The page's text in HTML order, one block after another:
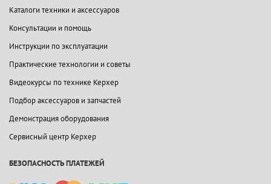
Каталоги техники и аксессуаров
Консультации и помощь
Инструкции по эксплуатации
Практические технологии и советы
Видеокурсы по технике Керхер
Подбор аксессуаров и запчастей
Демонстрация оборудования
Сервисный центр Керхер
БЕЗОПАСНОСТЬ ПЛАТЕЖЕЙ